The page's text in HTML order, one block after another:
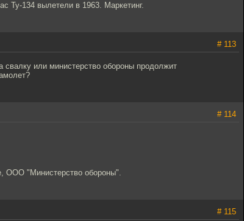
Ту-134 вылетели в 1963. Маркетинг.
# 113
свалку или министерство обороны продолжит
# 114
ООО "Министерство обороны".
# 115